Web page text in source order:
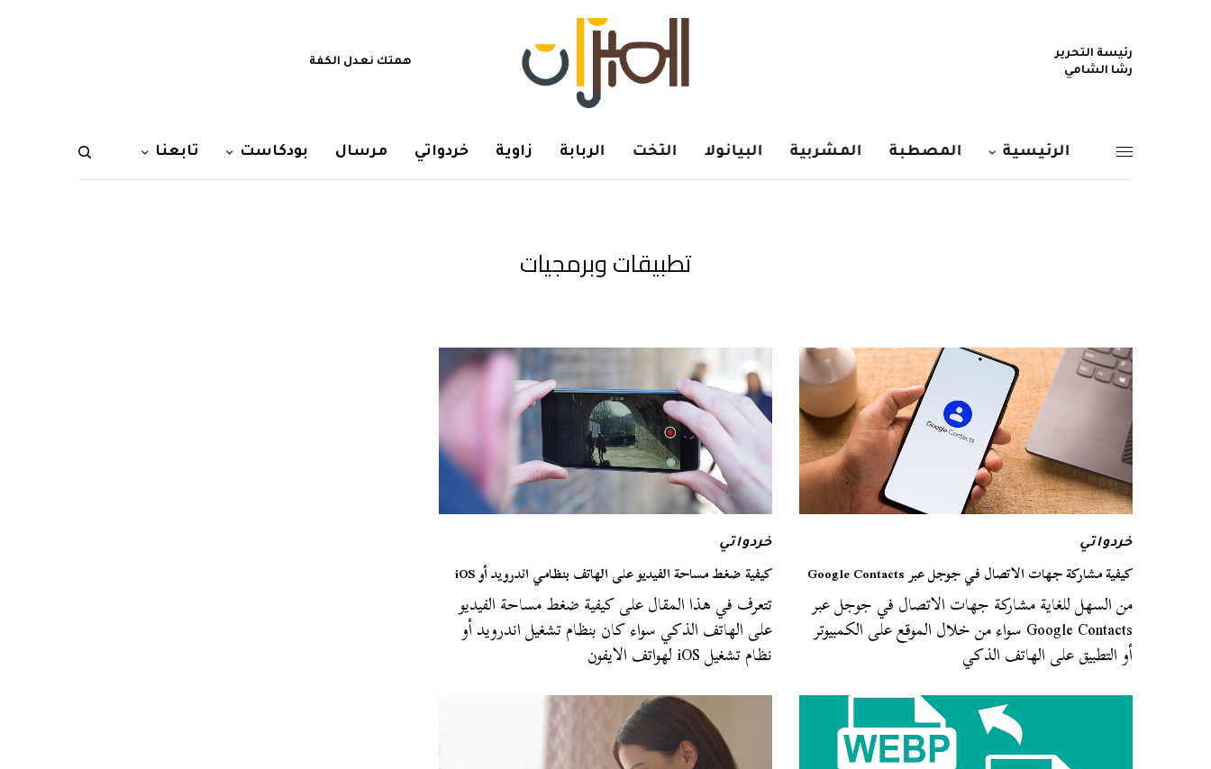
رئيسة التحرير
رشا الشامي
همتك نعدل الكفة
الرئيسية المصطبة المشربية البيانولا التخت الربابة زاوية خردواتي مرسال بودكاست تابعنا
تطبيقات وبرمجيات
خردواتي
كيفية مشاركة جهات الاتصال في جوجل عبر Google Contacts
من السهل للغاية مشاركة جهات الاتصال في جوجل عبر
Google Contacts سواء من خلال الموقع على الكمبيوتر
أو التطبيق على الهاتف الذكي
خردواتي
كيفية ضغط مساحة الفيديو على الهاتف بنظامي اندرويد أو iOS
تتعرف في هذا المقال على كيفية ضغط مساحة الفيديو
على الهاتف الذكي سواء كان بنظام تشغيل اندرويد أو
نظام تشغيل iOS لهواتف الايفون